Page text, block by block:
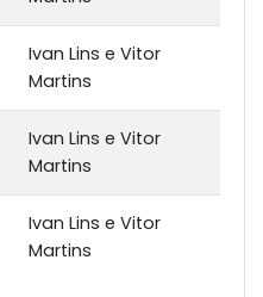
Ivan Lins e Vitor
Martins
Ivan Lins e Vitor
Martins
Ivan Lins e Vitor
Martins